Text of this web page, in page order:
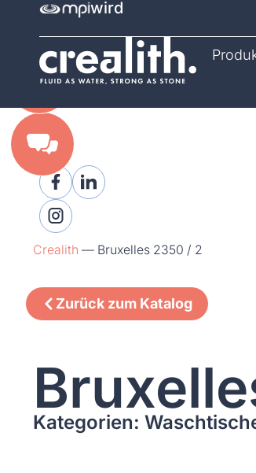
wird
Katalog.
Crealith — Bruxelles 2350 / 2
Zurück zum Katalog
Kategorien: